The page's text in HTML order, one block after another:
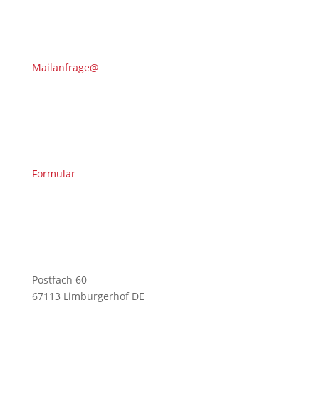
Mailanfrage@
Formular
Postfach 60
67113 Limburgerhof DE